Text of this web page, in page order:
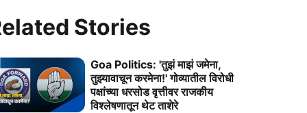
Stories
Goa Politics: 'तुझं माझं जमेना,
तुझ्यावाचून करमेना!' गोव्यातील विरोधी
पक्षांच्या धरसोड वृत्तीवर राजकीय
विश्लेषणातून थेट ताशेरे